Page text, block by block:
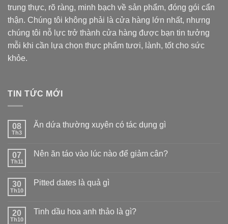
trung thực, rõ ràng, minh bạch về sản phẩm, đóng gói cẩn
thận. Chúng tôi không phải là cửa hàng lớn nhất, nhưng
chúng tôi nỗ lực trở thành cửa hàng được bạn tin tưởng
mỗi khi cần lựa chọn thực phẩm tươi, lành, tốt cho sức
khỏe.
TIN TỨC MỚI
08
Th3
Ăn dứa thường xuyên có tác dụng gì
07
Th11
Nên ăn táo vào lúc nào để giảm cân?
30
Th10
Pitted dates là quả gì
20
Th10
Tinh dầu hoa anh thảo là gì?